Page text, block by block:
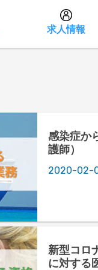
求人情報
感染症か
護師）
2020-02-
新型コロ
に対する